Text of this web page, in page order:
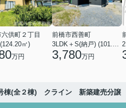
供町２丁目
㎡)
万円
前橋市西善町
3LDK＋S(納戸) (101.02㎡)
3,780万円
棟(全２棟) クライン 新築建売分譲